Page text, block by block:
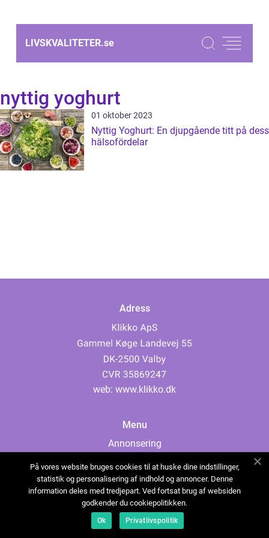
LIVSKVALITETER.se
nyttig yoghurt
01 oktober 2023
Nyttig Yoghurt: En djupgående titt på dess
hälsofördelar
Adress
web: www.klikko.dk
Menu
Annonsering
Cookies
Kontakta oss
Sitemap
På vores website bruges cookies til at huske dine indstillinger,
statistik og personalisering af indhold og annoncer. Denne
information deles med tredjepart. Ved fortsat brug af websiden
godkender du cookiepolitikken.
Ok Privatlivspolitik